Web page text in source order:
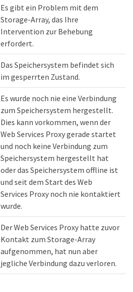
Es gibt ein Problem mit dem
Storage-Array, das Ihre
Intervention zur Behebung
erfordert.
Das Speichersystem befindet sich
im gesperrten Zustand.
Es wurde noch nie eine Verbindung
zum Speichersystem hergestellt.
Dies kann vorkommen, wenn der
Web Services Proxy gerade startet
und noch keine Verbindung zum
Speichersystem hergestellt hat
oder das Speichersystem offline ist
und seit dem Start des Web
Services Proxy noch nie kontaktiert
wurde.
Der Web Services Proxy hatte zuvor
Kontakt zum Storage-Array
aufgenommen, hat nun aber
jegliche Verbindung dazu verloren.